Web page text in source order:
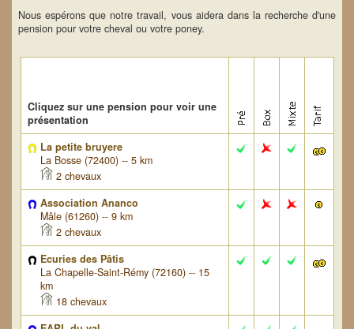
Nous espérons que notre travail, vous aidera dans la recherche d'une
pension pour votre cheval ou votre poney.
Cliquez sur une pension pour voir une
présentation
La petite bruyere
La Bosse (72400) -- 5 km
2 chevaux
Association Ananco
Mâle (61260) -- 9 km
2 chevaux
Ecuries des Pâtis
La Chapelle-Saint-Rémy (72160) -- 15
km
18 chevaux